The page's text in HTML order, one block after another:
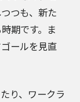
つも、新た
期です。ま
ールを見直
り、ワークラ